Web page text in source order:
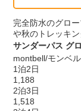
完全防水のグロ
や秋のトレッキン
サンダーパス グ
montbell/モンベル
1泊2日
1,188
2泊3日
1,518